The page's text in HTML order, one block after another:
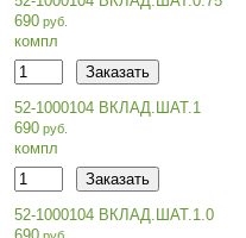
690
компл
52-1000104 ВКЛАД.ШАТ.1
690
компл
52-1000104 ВКЛАД.ШАТ.1.0